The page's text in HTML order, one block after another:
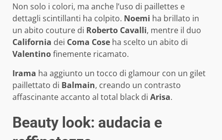
Non solo i colori, ma anche l’uso di paillettes e
dettagli scintillanti ha colpito. Noemi ha brillato in
un abito couture di Roberto Cavalli, mentre il duo
California dei Coma Cose ha scelto un abito di
Valentinofinemente ricamato.
Irama ha aggiunto un tocco di glamour con un gilet
paillettato di Balmain, creando un contrasto
affascinante accanto al total black di Arisa.
Beauty look: audacia e